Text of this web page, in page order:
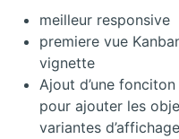
meilleur responsive
premiere vue
vignette
Ajout d’une
pour ajouter les
variantes